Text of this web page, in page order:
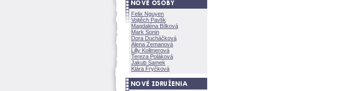
Felix Nguyen
Vojtěch Pavlík
Magdaléna Bílkov
Mark Sonin
Dora Ducháčkov
Alena Zemanov
Lilly Kollmerov
Tereza Polákov
Jakub Samek
Klára Fryčkov